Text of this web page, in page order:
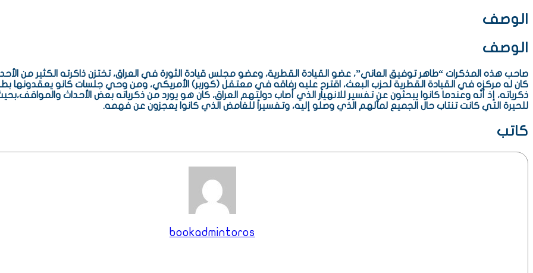
الوصف
الوصف
صاحب هذه المذكرات “طاهر توفيق العاني”، عضو القيادة القطرية، وعضو مجلس قيادة الثورة في العراق، تختزن ذاكرته الكثير من
كان له مركزه في القيادة القطرية لحزب البعث، اقترح عليه رفاقه في معتقل (كوربر) الأمريكي، ومن وحي جلسات كانو يعقدونها
ذكرياته، إذ أنّه وعندما كانوا يبحثون عن تفسير للانهيار الذي أصاب دولتهم العراق، كان هو يورد من ذكرياته بعض الأحداث
للحيرة التي كانت تنتاب حال الجميع لمآلهم الذي وصلو إليه، وتفسيراً للغامض الذي كانوا يعجزون عن فهمه.
كاتب
bookadmintoros